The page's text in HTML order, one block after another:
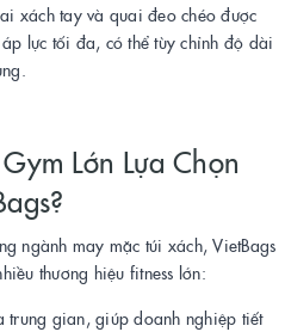
xách tay và quai đeo chéo được
lực tối đa, có thể tùy chỉnh độ dài
Lớn Lựa Chọn
ngành may mặc túi xách, VietBags
thương hiệu fitness lớn:
trung gian, giúp doanh nghiệp tiết